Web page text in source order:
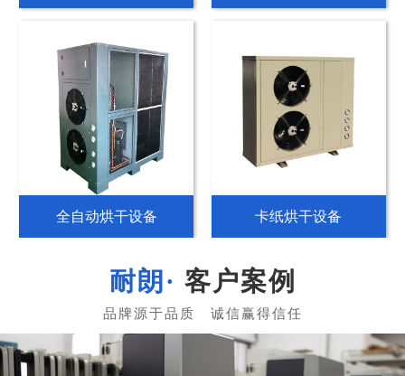
热泵分体烘干机 分体式热泵烘干机
客户案例